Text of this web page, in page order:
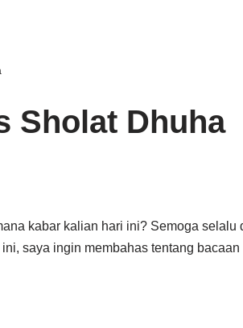
Sholat Dhuha
kabar kalian hari ini? Semoga selalu
saya ingin membahas tentang